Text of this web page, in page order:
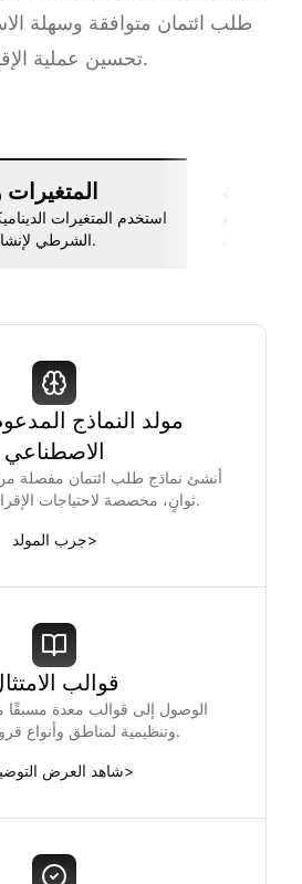
طلب ائتمان متوافقة وسهلة
تحسين عملية الإقراض.
استخدم المتغيرات
الشرطي لإنشاء نماذج ذكية.
مولد النماذج
الاصطناعي
أنشئ نماذج طلب ائتمان
ثوانٍ، مخصصة لاحتياجات الإقراض الخاصة بك.
جرب المولد>
قوالب
الوصول إلى قوالب معدة مسبقًا
وتنظيمية لمناطق وأنواع قروض مختلفة.
شاهد العرض>